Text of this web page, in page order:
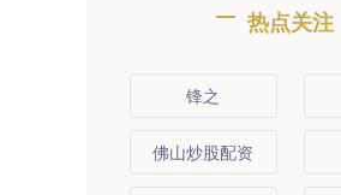
热点关注
锋之
佛山炒股配资